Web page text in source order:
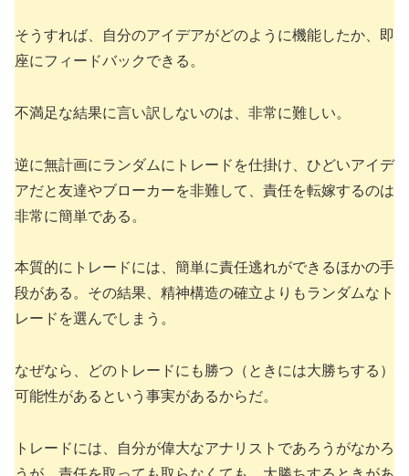
そうすれば、自分のアイデアがどのように機能したか、即
座にフィードバックできる。
不満足な結果に言い訳しないのは、非常に難しい。
逆に無計画にランダムにトレードを仕掛け、ひどいアイデ
アだと友達やブローカーを非難して、責任を転嫁するのは
非常に簡単である。
本質的にトレードには、簡単に責任逃れができるほかの手
段がある。その結果、精神構造の確立よりもランダムなト
レードを選んでしまう。
なぜなら、どのトレードにも勝つ（ときには大勝ちする）
可能性があるという事実があるからだ。
トレードには、自分が偉大なアナリストであろうがなかろ